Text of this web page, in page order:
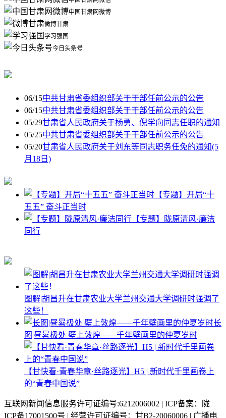
中国甘肃网微博
微博甘肃
学习强国
今日头条号
06/15中共甘肃省委组织部关于干部任前公示的公告
06/15中共甘肃省委组织部关于干部任前公示的公告
05/29甘肃省人民政府关于杨勇、倪学向同志任职的通知
05/25中共甘肃省委组织部关于干部任前公示的公告
05/20甘肃省人民政府关于刘东等同志职务任免的通知(5
月18日)
【专题】开局“十
五五” 奋斗正当时
【专题】陇原清风·廉洁
同行
图解|胡昌升在甘肃农业大学兰州交通大学调研时强调了
这些！
长
图|昼晷极处 壁上敦煌——千年壁画里的仲夏岁时
【甘快看·青春华章·丝路逐光】H5 | 新时代千里画卷上
的“青春中国说”
互联网新闻信息服务许可证编号:6212006002 | ICP备案：陇
ICP备17001500号 | 经营许可证编号：甘B2-20060006 | 广播电